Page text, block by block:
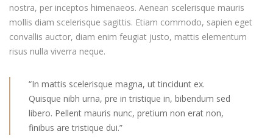
nostra, per inceptos himenaeos. Aenean scelerisque mauris
mollis diam scelerisque sagittis. Etiam commodo, sapien eget
convallis auctor, diam enim feugiat justo, mattis elementum
risus nulla viverra neque.
“In mattis scelerisque magna, ut tincidunt ex.
Quisque nibh urna, pre in tristique in, bibendum sed
libero. Pellent mauris nunc, pretium non erat non,
finibus are tristique dui.”